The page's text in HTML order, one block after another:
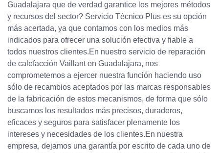
Guadalajara que de verdad garantice los mejores métodos
y recursos del sector? Servicio Técnico Plus es su opción
más acertada, ya que contamos con los medios más
indicados para ofrecer una solución efectiva y fiable a
todos nuestros clientes.En nuestro servicio de reparación
de calefacción Vaillant en Guadalajara, nos
comprometemos a ejercer nuestra función haciendo uso
sólo de recambios aceptados por las marcas responsables
de la fabricación de estos mecanismos, de forma que sólo
buscamos los resultados más precisos, duraderos,
eficaces y seguros para satisfacer plenamente los
intereses y necesidades de los clientes.En nuestra
empresa, dejamos una garantía por escrito de cada uno de